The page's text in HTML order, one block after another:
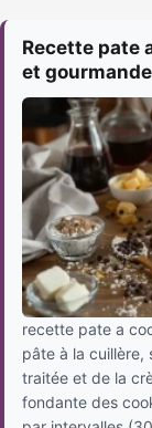
Recette pate
et gourmande
recette pate a
pâte à la cuillère,
traitée et de la
fondante des